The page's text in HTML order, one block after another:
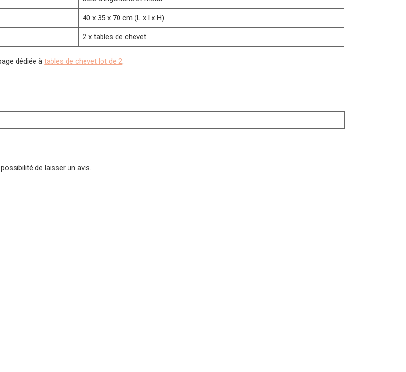
40 x 35 x 70 cm (L x l x H)
2 x tables de chevet
dédiée àtables de chevet lot de 2.
de laisser un avis.